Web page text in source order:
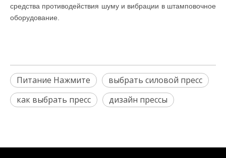
средства противодействия шуму и вибрации в штамповочное
оборудование.
Питание Нажмите
выбрать силовой пресс
как выбрать пресс
дизайн прессы